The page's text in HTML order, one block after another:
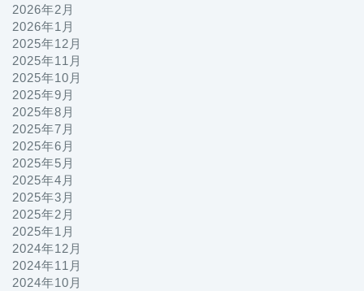
2026年2月
2026年1月
2025年12月
2025年11月
2025年10月
2025年9月
2025年8月
2025年7月
2025年6月
2025年5月
2025年4月
2025年3月
2025年2月
2025年1月
2024年12月
2024年11月
2024年10月